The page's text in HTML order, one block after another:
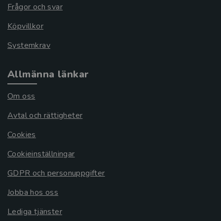
Frågor och svar
Köpvillkor
Systemkrav
Allmänna länkar
Om oss
Avtal och rättigheter
Cookies
Cookieinställningar
GDPR och personuppgifter
Jobba hos oss
Lediga tjänster